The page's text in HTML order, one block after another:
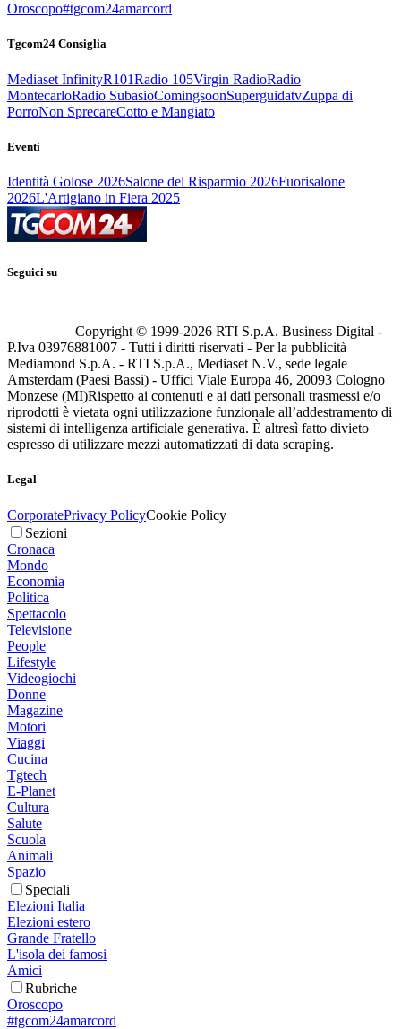
Oroscopo#tgcom24amarcord
Tgcom24 Consiglia
Mediaset InfinityR101Radio 105Virgin RadioRadio
MontecarloRadio SubasioComingsoonSuperguidatvZuppa di
PorroNon SprecareCotto e Mangiato
Eventi
Identità Golose 2026Salone del Risparmio 2026Fuorisalone
2026L'Artigiano in Fiera 2025
Seguici su
Copyright © 1999-2026 RTI S.p.A. Business Digital -
P.Iva 03976881007 - Tutti i diritti riservati - Per la pubblicità
Mediamond S.p.A. - RTI S.p.A., Mediaset N.V., sede legale
Amsterdam (Paesi Bassi) - Uffici Viale Europa 46, 20093 Cologno
Monzese (MI)Rispetto ai contenuti e ai dati personali trasmessi e/o
riprodotti è vietata ogni utilizzazione funzionale all’addestramento di
sistemi di intelligenza artificiale generativa. È altresì fatto divieto
espresso di utilizzare mezzi automatizzati di data scraping.
Legal
CorporatePrivacy PolicyCookie Policy
Sezioni
Cronaca
Mondo
Economia
Politica
Spettacolo
Televisione
People
Lifestyle
Videogiochi
Donne
Magazine
Motori
Viaggi
Cucina
Tgtech
E-Planet
Cultura
Salute
Scuola
Animali
Spazio
Speciali
Elezioni Italia
Elezioni estero
Grande Fratello
L'isola dei famosi
Amici
Rubriche
Oroscopo
#tgcom24amarcord